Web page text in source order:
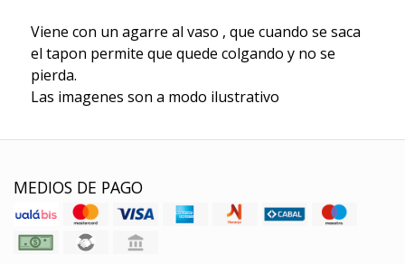
Viene con un agarre al vaso , que cuando se saca
el tapon permite que quede colgando y no se
pierda.
Las imagenes son a modo ilustrativo
MEDIOS DE PAGO